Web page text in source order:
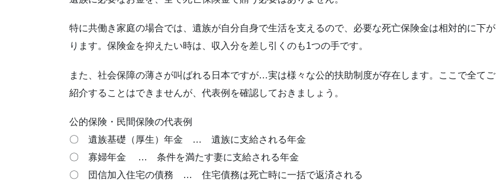
特に共働き家庭の場合では、遺族が自分自身で生活を支えるので、必要な死亡保険金は相対的に下が
ります。保険金を抑えたい時は、収入分を差し引くのも1つの手です。
また、社会保障の薄さが叫ばれる日本ですが…実は様々な公的扶助制度が存在します。ここで全てご
紹介することはできませんが、代表例を確認しておきましょう。
公的保険・民間保険の代表例
〇 遺族基礎（厚生）年金 … 遺族に支給される年金
〇 寡婦年金 … 条件を満たす妻に支給される年金
〇 団信加入住宅の債務 … 住宅債務は死亡時に一括で返済される